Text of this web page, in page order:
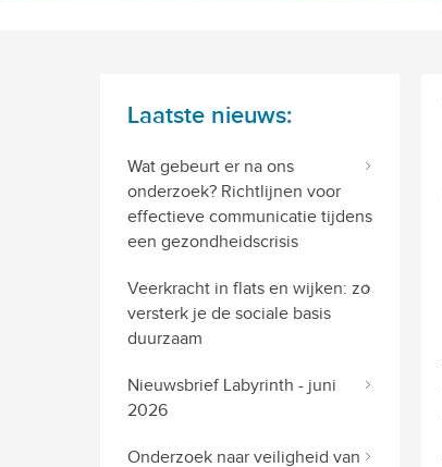
Laatste nieuws:
Wat gebeurt er na ons
onderzoek? Richtlijnen voor
effectieve communicatie tijdens
een gezondheidscrisis
Veerkracht in flats en wijken: zo
versterk je de sociale basis
duurzaam
Nieuwsbrief Labyrinth - juni
2026
Onderzoek naar veiligheid van